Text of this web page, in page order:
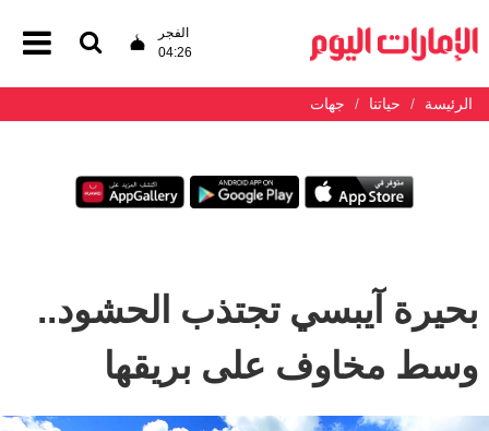
الفجر
04:26
الرئيسة حياتنا جهات
بحيرة آيبسي تجتذب الحشود..
وسط مخاوف على بريقها